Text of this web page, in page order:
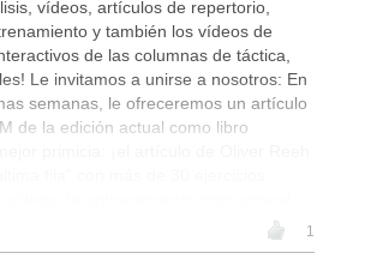
vídeos, artículos de repertorio,
y también los vídeos de
de las columnas de táctica,
Le invitamos a unirse a nosotros: En
semanas, le ofreceremos un artículo
de la edición actual como libro
1